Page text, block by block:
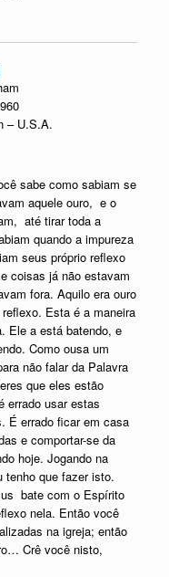
– U.S.A.
sabe como sabiam se
aquele ouro, e o
até tirar toda a
quando a impureza
seus próprio reflexo
coisas já não estavam
fora. Aquilo era ouro
Esta é a maneira
Ele a está batendo, e
Como ousa um
não falar da Palavra
que eles estão
errado usar estas
É errado ficar em casa
e comportar-se da
hoje. Jogando na
tenho que fazer isto.
bate com o Espírito
nela. Então você
na igreja; então
Crê você nisto,